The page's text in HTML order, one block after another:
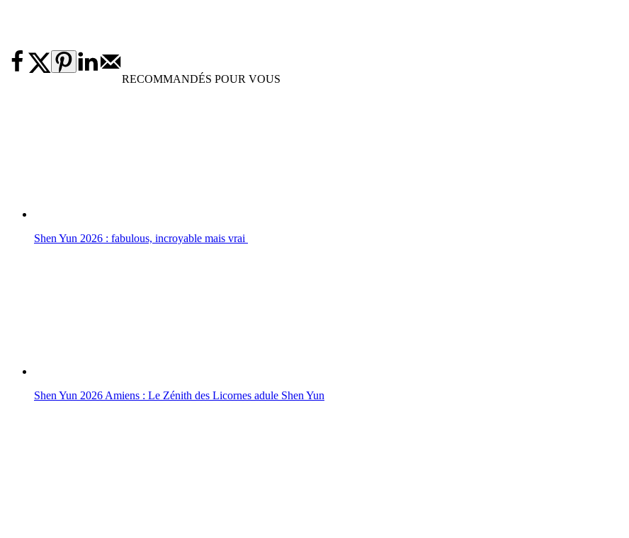
RECOMMANDÉS POUR VOUS
Shen Yun 2026 : fabulous, incroyable mais vrai
Shen Yun 2026 Amiens : Le Zénith des Licornes adule Shen Yun